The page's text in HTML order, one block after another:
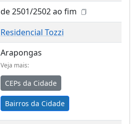
de 2501/2502 ao fim
Residencial Tozzi
Arapongas
Veja mais:
CEPs da Cidade
Bairros da Cidade